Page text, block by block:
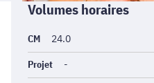
Informations
générales
Volumes horaires
CM 24.0
Projet -